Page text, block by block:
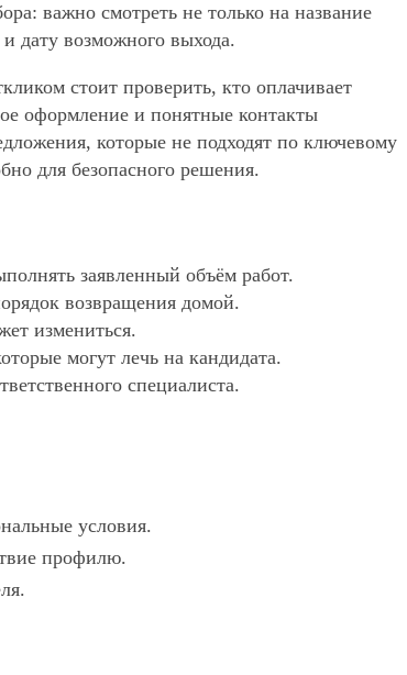
важно смотреть не только на название
дату возможного выхода.
стоит проверить, кто оплачивает
оформление и понятные контакты
которые не подходят по ключевому
для безопасного решения.
заявленный объём работ.
возвращения домой.
измениться.
могут лечь на кандидата.
специалиста.
условия.
профилю.